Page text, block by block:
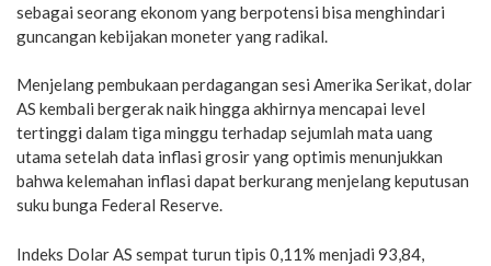
sebagai seorang ekonom yang berpotensi bisa menghindari
guncangan kebijakan moneter yang radikal.
Menjelang pembukaan perdagangan sesi Amerika Serikat, dolar
AS kembali bergerak naik hingga akhirnya mencapai level
tertinggi dalam tiga minggu terhadap sejumlah mata uang
utama setelah data inflasi grosir yang optimis menunjukkan
bahwa kelemahan inflasi dapat berkurang menjelang keputusan
suku bunga Federal Reserve.
Indeks Dolar AS sempat turun tipis 0,11% menjadi 93,84,